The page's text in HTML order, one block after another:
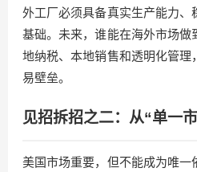
外工厂必须具备真实生产能力、
基础。未来，谁能在海外市场做
地纳税、本地销售和透明化管理
易壁垒。
见招拆招之二：从“单一
美国市场重要，但不能成为唯一